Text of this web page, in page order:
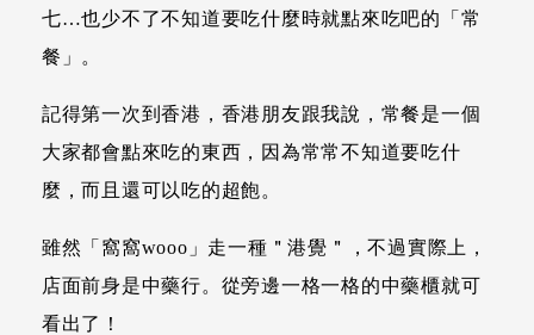
七…也少不了不知道要吃什麼時就點來吃吧的「常
餐」。
記得第一次到香港，香港朋友跟我說，常餐是一個
大家都會點來吃的東西，因為常常不知道要吃什
麼，而且還可以吃的超飽。
雖然「窩窩wooo」走一種＂港覺＂，不過實際上，
店面前身是中藥行。從旁邊一格一格的中藥櫃就可
看出了！